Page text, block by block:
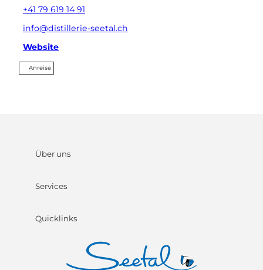
+41 79 619 14 91
info@distillerie-seetal.ch
Website
Anreise
Über uns
Services
Quicklinks